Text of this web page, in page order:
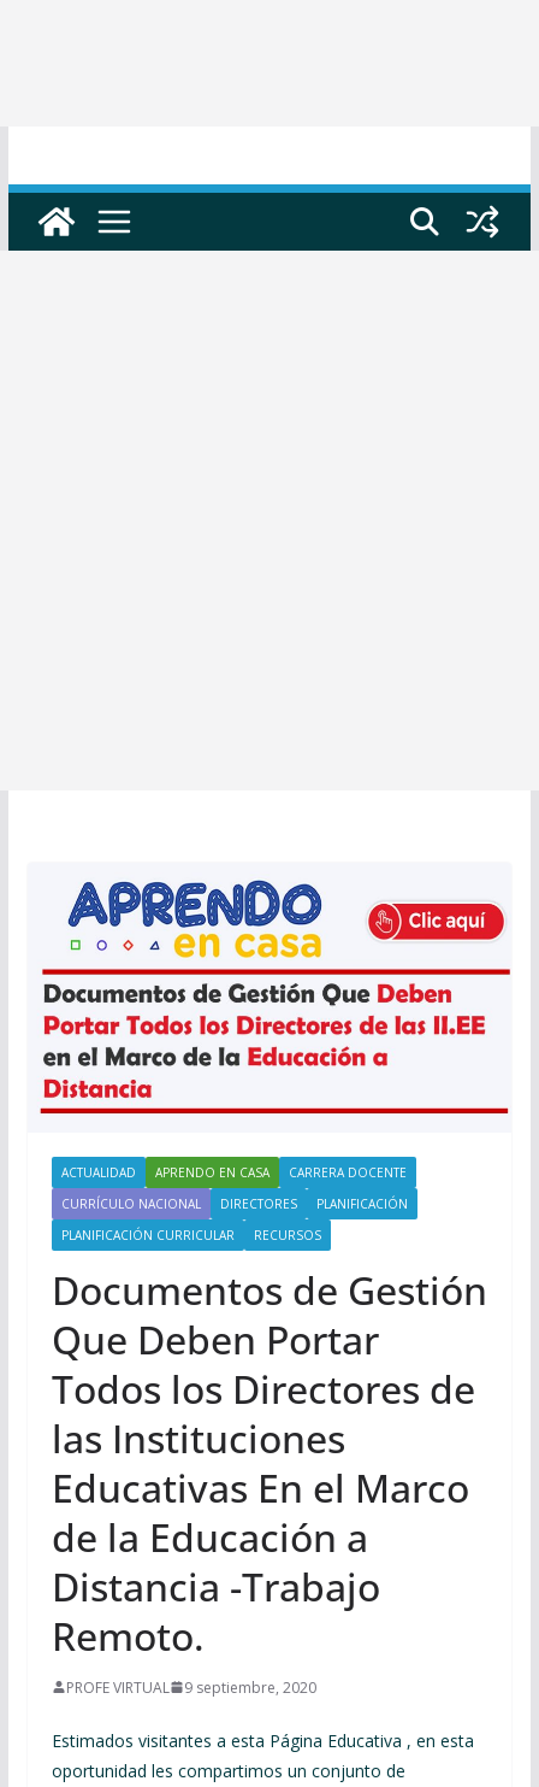
ACTUALIDAD APRENDO EN CASA
CARRERA DOCENTE
CURRÍCULO NACIONAL
DIRECTORES
PLANIFICACIÓN
PLANIFICACIÓN CURRICULAR
RECURSOS
Documentos de Gestión
Que Deben Portar
Todos los Directores de
las Instituciones
Educativas En el Marco
de la Educación a
Distancia -Trabajo
Remoto.
PROFE VIRTUAL 9 septiembre, 2020
Estimados visitantes a esta Página Educativa , en esta
oportunidad les compartimos un conjunto de